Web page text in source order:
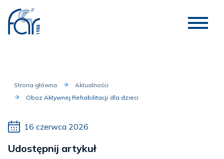
Strona główna
Aktualności
Oboz Aktywnej Rehabilitacji dla dzieci
16 czerwca 2026
Udostępnij artykuł